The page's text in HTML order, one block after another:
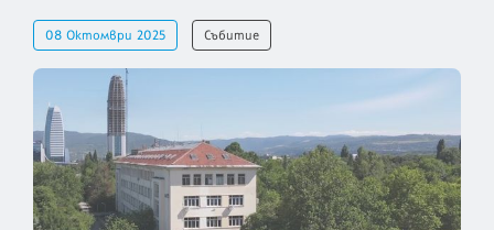
08 Октомври 2025 Събитие